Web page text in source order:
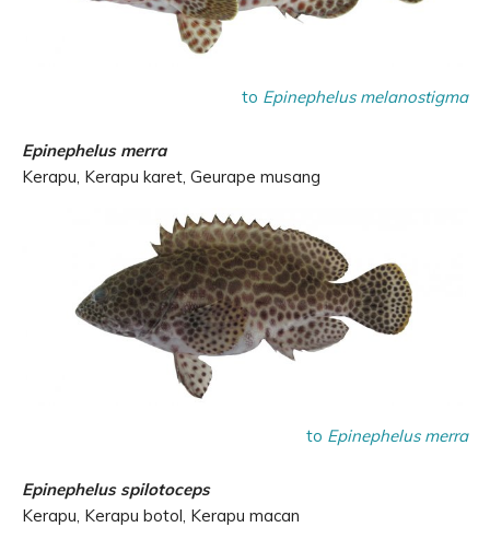
to Epinephelus melanostigma
Epinephelus merra
Kerapu, Kerapu karet, Geurape musang
to Epinephelus merra
Epinephelus spilotoceps
Kerapu, Kerapu botol, Kerapu macan